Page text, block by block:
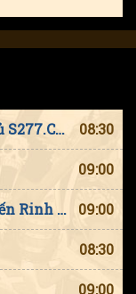
10h - 27.11.2025 - Khai Mở Máy Chủ S277.Charlotte Basskarte 08:30
09:00
Sự Kiện Sinh Nhật 5 Tuổi - Thổi Nến Rinh Quà 09:00
08:30
09:00